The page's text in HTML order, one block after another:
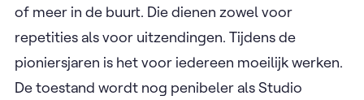
of meer in de buurt. Die dienen zowel voor
repetities als voor uitzendingen. Tijdens de
pioniersjaren is het voor iedereen moeilijk werken.
De toestand wordt nog penibeler als Studio